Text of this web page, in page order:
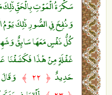
سَكْرَةُ الْمَوْتِ بِالْحَقِّ
وَنُفِخَ فِي الصُّورِ ذَٰلِكَ يَوْمُ
كُلُّ نَفْسٍ مَعَهَا سَائِقٌ
غَفْلَةٍ مِنْ هَٰذَا فَكَشَفْنَا
حَدِيدٌ ﴿ ٢٢ ﴾